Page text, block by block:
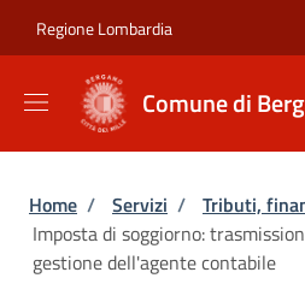
Regione Lombardia
Comune di
Briciole di pane
Home / Servizi / Tributi,
Imposta di soggiorno:
gestione dell'agente contabile